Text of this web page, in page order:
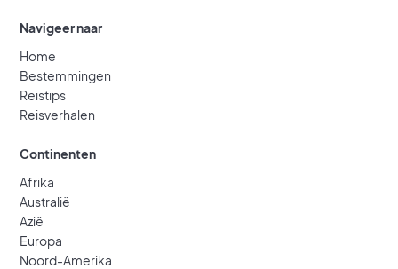
Navigeer naar
Home
Bestemmingen
Reistips
Reisverhalen
Continenten
Afrika
Australië
Azië
Europa
Noord-Amerika